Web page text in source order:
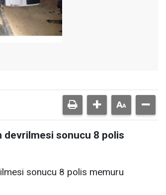
devrilmesi sonucu 8 polis
sonucu 8 polis memuru